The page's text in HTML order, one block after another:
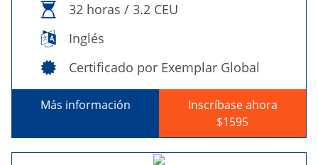
32 horas / 3.2 CEU
Inglés
Certificado por Exemplar Global
Más información
Inscríbase ahora
$1595